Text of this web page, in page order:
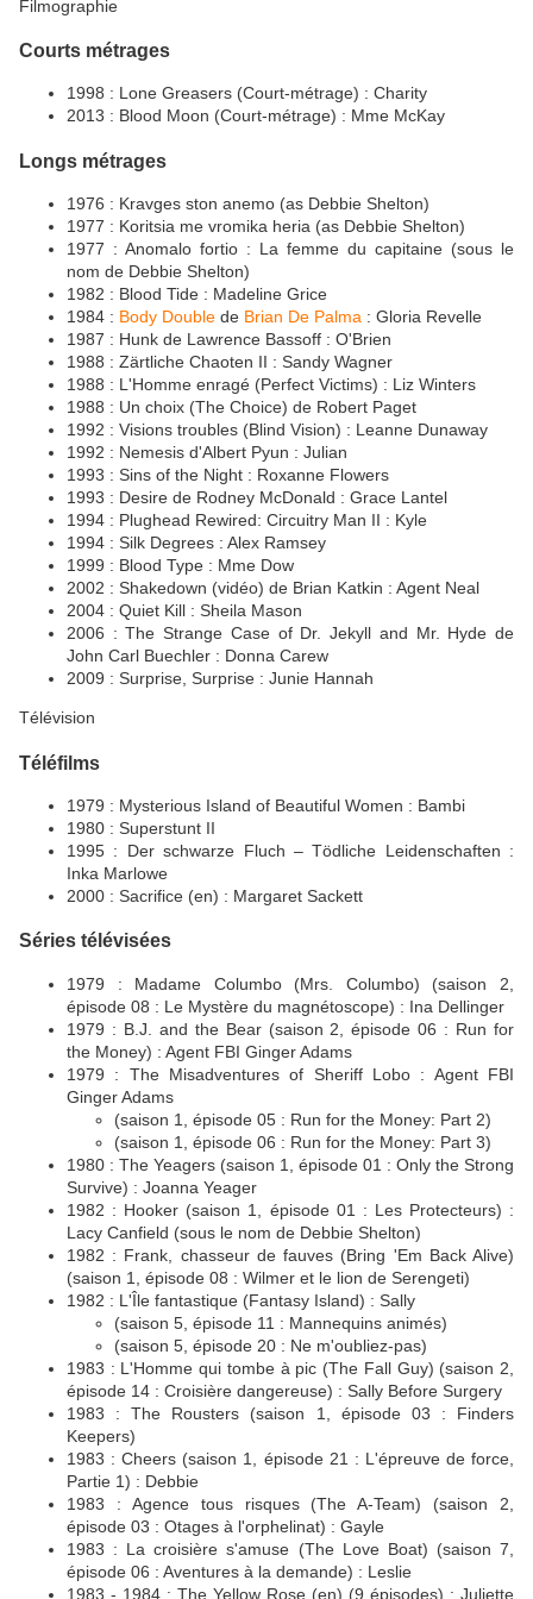
Filmographie
Courts métrages
1998 : Lone Greasers (Court-métrage) : Charity
2013 : Blood Moon (Court-métrage) : Mme McKay
Longs métrages
1976 : Kravges ston anemo (as Debbie Shelton)
1977 : Koritsia me vromika heria (as Debbie Shelton)
1977 : Anomalo fortio : La femme du capitaine (sous le
nom de Debbie Shelton)
1982 : Blood Tide : Madeline Grice
1984 : Body Double de Brian De Palma : Gloria Revelle
1987 : Hunk de Lawrence Bassoff : O'Brien
1988 : Zärtliche Chaoten II : Sandy Wagner
1988 : L'Homme enragé (Perfect Victims) : Liz Winters
1988 : Un choix (The Choice) de Robert Paget
1992 : Visions troubles (Blind Vision) : Leanne Dunaway
1992 : Nemesis d'Albert Pyun : Julian
1993 : Sins of the Night : Roxanne Flowers
1993 : Desire de Rodney McDonald : Grace Lantel
1994 : Plughead Rewired: Circuitry Man II : Kyle
1994 : Silk Degrees : Alex Ramsey
1999 : Blood Type : Mme Dow
2002 : Shakedown (vidéo) de Brian Katkin : Agent Neal
2004 : Quiet Kill : Sheila Mason
2006 : The Strange Case of Dr. Jekyll and Mr. Hyde de
John Carl Buechler : Donna Carew
2009 : Surprise, Surprise : Junie Hannah
Télévision
Téléfilms
1979 : Mysterious Island of Beautiful Women : Bambi
1980 : Superstunt II
1995 : Der schwarze Fluch – Tödliche Leidenschaften :
Inka Marlowe
2000 : Sacrifice (en) : Margaret Sackett
Séries télévisées
1979 : Madame Columbo (Mrs. Columbo) (saison 2,
épisode 08 : Le Mystère du magnétoscope) : Ina Dellinger
1979 : B.J. and the Bear (saison 2, épisode 06 : Run for
the Money) : Agent FBI Ginger Adams
1979 : The Misadventures of Sheriff Lobo : Agent FBI
Ginger Adams
(saison 1, épisode 05 : Run for the Money: Part 2)
(saison 1, épisode 06 : Run for the Money: Part 3)
1980 : The Yeagers (saison 1, épisode 01 : Only the Strong
Survive) : Joanna Yeager
1982 : Hooker (saison 1, épisode 01 : Les Protecteurs) :
Lacy Canfield (sous le nom de Debbie Shelton)
1982 : Frank, chasseur de fauves (Bring 'Em Back Alive)
(saison 1, épisode 08 : Wilmer et le lion de Serengeti)
1982 : L'Île fantastique (Fantasy Island) : Sally
(saison 5, épisode 11 : Mannequins animés)
(saison 5, épisode 20 : Ne m'oubliez-pas)
1983 : L'Homme qui tombe à pic (The Fall Guy) (saison 2,
épisode 14 : Croisière dangereuse) : Sally Before Surgery
1983 : The Rousters (saison 1, épisode 03 : Finders
Keepers)
1983 : Cheers (saison 1, épisode 21 : L'épreuve de force,
Partie 1) : Debbie
1983 : Agence tous risques (The A-Team) (saison 2,
épisode 03 : Otages à l'orphelinat) : Gayle
1983 : La croisière s'amuse (The Love Boat) (saison 7,
épisode 06 : Aventures à la demande) : Leslie
1983 - 1984 : The Yellow Rose (en) (9 épisodes) : Juliette